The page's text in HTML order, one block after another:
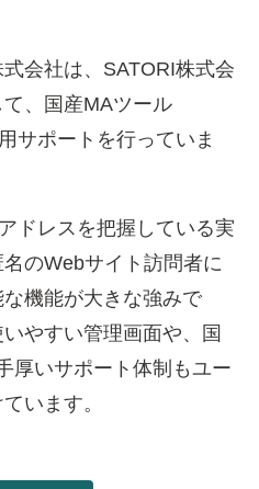
会社は、SATORI株式会
、国産MAツール
サポートを行っていま
ドレスを把握している実
のWebサイト訪問者に
機能が大きな強みで
やすい管理画面や、国
厚いサポート体制もユー
います。